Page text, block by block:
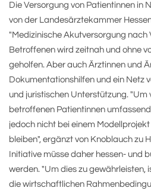
Die Versorgung von Patientinnen in
von der Landesärztekammer
"Medizinische Akutversorgung nach
Betroffenen wird zeitnah und ohne
geholfen. Aber auch Ärztinnen und
Dokumentationshilfen und ein Netz
und juristischen Unterstützung. "Um
betroffenen Patientinnen
jedoch nicht bei einem
bleiben", ergänzt von Knoblauch zu
Initiative müsse daher hessen- und
werden. "Um dies zu gewährleisten,
die wirtschaftlichen